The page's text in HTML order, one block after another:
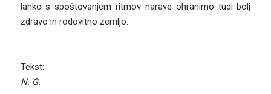
lahko s spoštovanjem ritmov narave ohranimo tudi bolj
zdravo in rodovitno zemljo.
Tekst:
N. G.